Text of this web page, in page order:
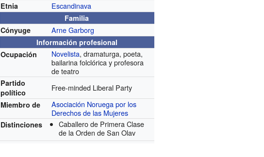
Etnia Escandinava
Familia
Cónyuge
Arne Garborg
Información profesional
Ocupación
Novelista, dramaturga, poeta,
bailarina folclórica y profesora
de teatro
Partido
político
Free-minded Liberal Party
Miembro de
Asociación Noruega por los
Derechos de las Mujeres
Distinciones
Caballero de Primera Clase
de la Orden de San Olav‎